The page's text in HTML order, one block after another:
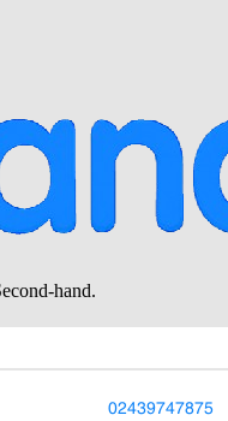
02439747875